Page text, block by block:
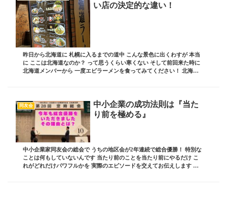
い店の決定的な違い！
昨日から北海道に 札幌に入るまでの道中 こんな景色に出くわすが 本当
に ここは北海道なのか？ って思うくらい寒くない そして前回来た時に
北海道メンバーから 一度エビラーメンを食ってみてください！ 北海道
同友会
中小企業の成功法則は『当た
り前を極める』
中小企業家同友会の総会で うちの地区会が2年連続で総合優勝！ 特別な
ことは何もしていないんです 当たり前のことを当たり前にやるだけ こ
れがどれだけパワフルかを 実際のエピソードを交えてお伝えします ブ